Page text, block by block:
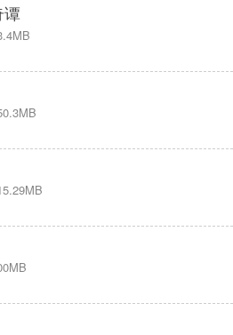
可获取各种奖励资源，更有机会占领
服装，发型，颜色款式以及各种造型
记录了孵化各种各样的精灵蛋，将健
AR雷达，能够帮你精准定位，实时监
玩家不需要花一分钱都可以获取，一
越健康，玩家可以通过走路来孵化各